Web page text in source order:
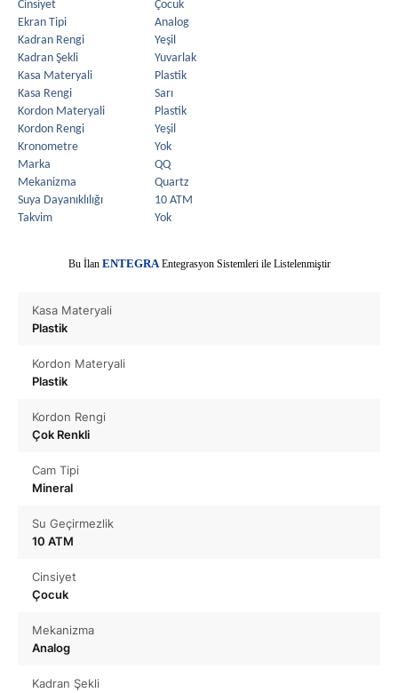
Cinsiyet
Çocuk
Ekran Tipi
Analog
Kadran Rengi
Yeşil
Kadran Şekli
Yuvarlak
Kasa Materyali
Plastik
Kasa Rengi
Sarı
Kordon Materyali
Plastik
Kordon Rengi
Yeşil
Kronometre
Yok
Marka
QQ
Mekanizma
Quartz
Suya Dayanıklılığı
10 ATM
Takvim
Yok
Bu İlan ENTEGRAEntegrasyon Sistemleri ile Listelenmiştir
Kasa Materyali
Plastik
Kordon Materyali
Plastik
Kordon Rengi
Çok Renkli
Cam Tipi
Mineral
Su Geçirmezlik
10 ATM
Cinsiyet
Çocuk
Mekanizma
Analog
Kadran Şekli